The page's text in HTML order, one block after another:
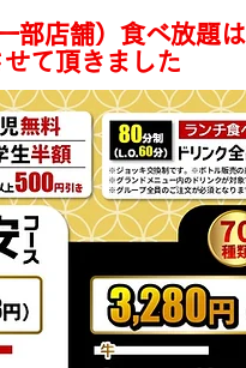
店舗）食べ放題は
て頂きました